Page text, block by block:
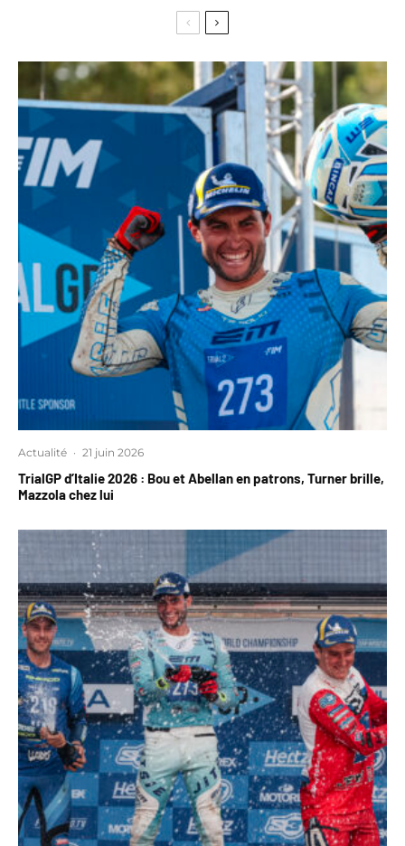
Actualité · 21 juin 2026
TrialGP d’Italie 2026 : Bou et Abellan en patrons, Turner brille,
Mazzola chez lui